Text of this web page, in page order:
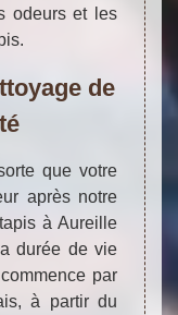
odeurs et les
de
que votre
après notre
à Aureille
durée de vie
par
à partir du